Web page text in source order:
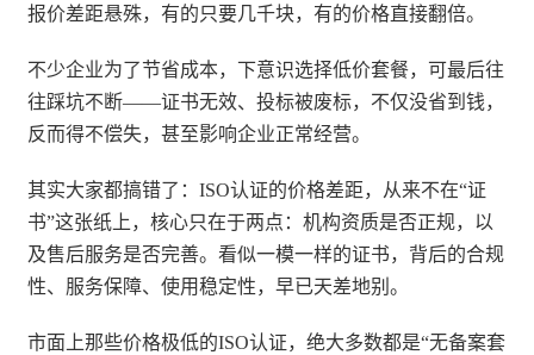
报价差距悬殊，有的只要几千块，有的价格直接翻倍。
不少企业为了节省成本，下意识选择低价套餐，可最后往
往踩坑不断——证书无效、投标被废标，不仅没省到钱，
反而得不偿失，甚至影响企业正常经营。
其实大家都搞错了：ISO认证的价格差距，从来不在“证
书”这张纸上，核心只在于两点：机构资质是否正规，以
及售后服务是否完善。看似一模一样的证书，背后的合规
性、服务保障、使用稳定性，早已天差地别。
市面上那些价格极低的ISO认证，绝大多数都是“无备案套